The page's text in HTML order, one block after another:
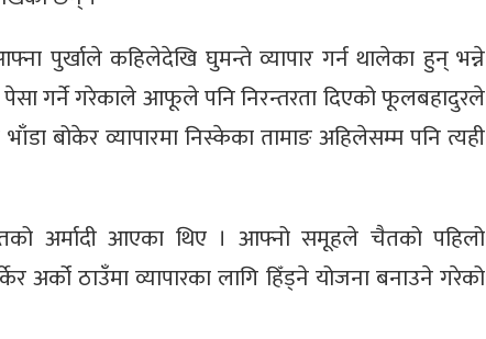
पुर्खाले कहिलेदेखि घुमन्ते व्यापार गर्न थालेका हुन् भन्ने
गर्ने गरेकाले आफूले पनि निरन्तरता दिएको फूलबहादुरले
बोकेर व्यापारमा निस्केका तामाङ अहिलेसम्म पनि त्यही
अर्मादी आएका थिए । आफ्नो समूहले चैतको पहिलो
अर्को ठाउँमा व्यापारका लागि हिँड्ने योजना बनाउने गरेको